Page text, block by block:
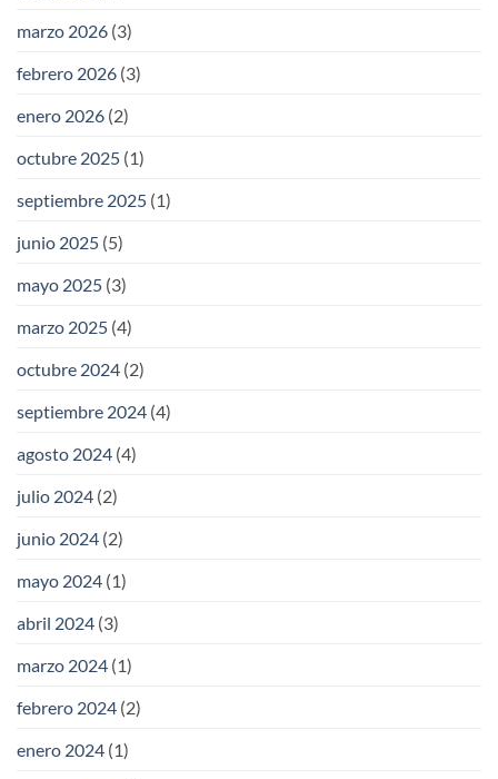
marzo 2026 (3)
febrero 2026 (3)
enero 2026 (2)
octubre 2025 (1)
septiembre 2025 (1)
junio 2025 (5)
mayo 2025 (3)
marzo 2025 (4)
octubre 2024 (2)
septiembre 2024 (4)
agosto 2024 (4)
julio 2024 (2)
junio 2024 (2)
mayo 2024 (1)
abril 2024 (3)
marzo 2024 (1)
febrero 2024 (2)
enero 2024 (1)